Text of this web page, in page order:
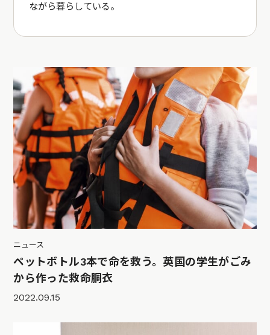
ながら暮らしている。
ニュース
ペットボトル3本で命を救う。英国の学生がごみ
から作った救命胴衣
2022.09.15